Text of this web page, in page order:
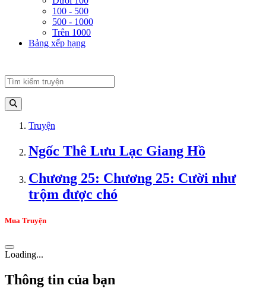
100 - 500
500 - 1000
Trên 1000
Bảng xếp hạng
Truyện
Ngốc Thê Lưu Lạc Giang Hồ
Chương 25: Chương 25: Cười như
trộm được chó
Mua Truyện
Loading...
Thông tin của bạn